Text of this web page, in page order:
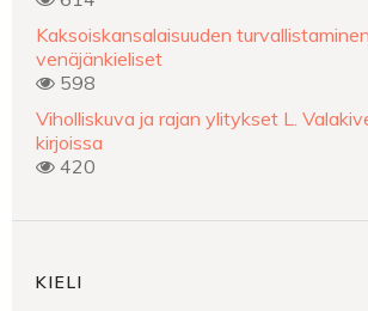
Kaksoiskansalaisuuden
venäjänkieliset
598
Viholliskuva ja rajan ylitykset L.
kirjoissa
420
KIELI